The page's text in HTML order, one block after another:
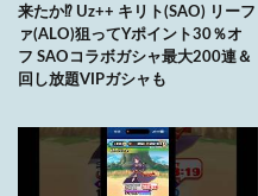
来たか⁉ Uz++ キリト(SAO) リーフ
ァ(ALO)狙ってYポイント30％オ
フ SAOコラボガシャ最大200連＆
回し放題VIPガシャも